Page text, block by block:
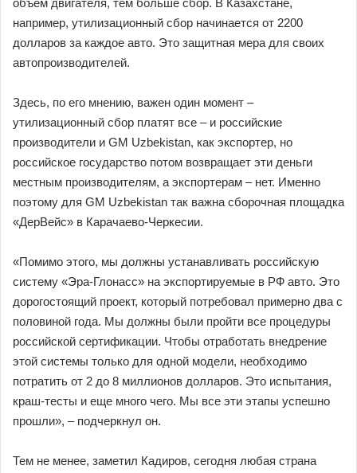
объем двигателя, тем больше сбор. В Казахстане,
например, утилизационный сбор начинается от 2200
долларов за каждое авто. Это защитная мера для своих
автопроизводителей.
Здесь, по его мнению, важен один момент –
утилизационный сбор платят все – и российские
производители и GM Uzbekistan, как экспортер, но
российское государство потом возвращает эти деньги
местным производителям, а экспортерам – нет. Именно
поэтому для GM Uzbekistan так важна сборочная площадка
«ДерВейс» в Карачаево-Черкесии.
«Помимо этого, мы должны устанавливать российскую
систему «Эра-Глонасс» на экспортируемые в РФ авто. Это
дорогостоящий проект, который потребовал примерно два с
половиной года. Мы должны были пройти все процедуры
российской сертификации. Чтобы отработать внедрение
этой системы только для одной модели, необходимо
потратить от 2 до 8 миллионов долларов. Это испытания,
краш-тесты и еще много чего. Мы все эти этапы успешно
прошли», – подчеркнул он.
Тем не менее, заметил Кадиров, сегодня любая страна